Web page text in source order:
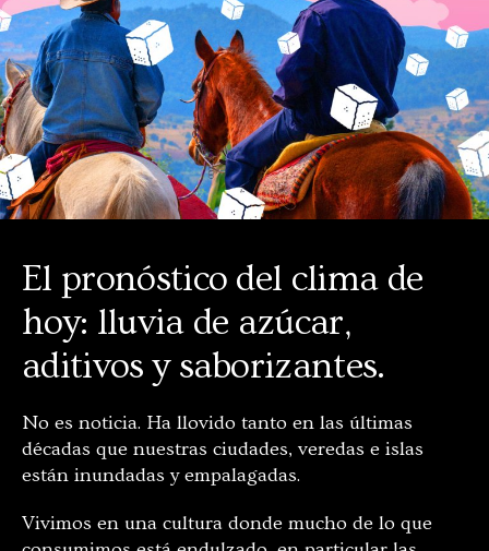
El pronóstico del clima de
hoy: lluvia de azúcar,
aditivos y saborizantes.
No es noticia. Ha llovido tanto en las últimas
décadas que nuestras ciudades, veredas e islas
están inundadas y empalagadas.
Vivimos en una cultura donde mucho de lo que